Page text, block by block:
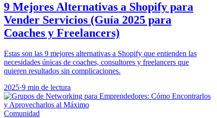
9 Mejores Alternativas a Shopify para
Vender Servicios (Guía 2025 para
Coaches y Freelancers)
Estas son las 9 mejores alternativas a Shopify que entienden las
necesidades únicas de coaches, consultores y freelancers que
quieren resultados sin complicaciones.
2025·9 min de lectura
Comunidad